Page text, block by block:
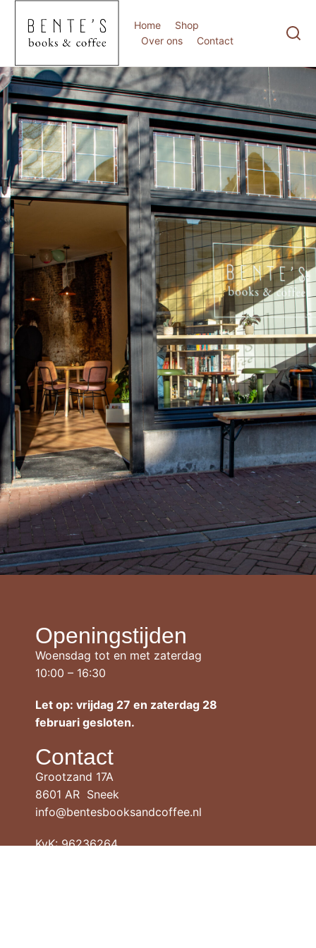
Home
Shop
Over ons
Contact
Openingstijden
Woensdag tot en met zaterdag
10:00 – 16:30
Let op: vrijdag 27 en zaterdag 28
februari gesloten.
Contact
Grootzand 17A
8601 AR Sneek
info@bentesbooksandcoffee.nl
KvK: 96236264